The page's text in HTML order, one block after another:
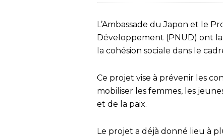
L’Ambassade du Japon et le
Développement (PNUD) ont
la cohésion sociale dans le
Ce projet vise à prévenir les
mobiliser les femmes, les
et de la paix.
Le projet a déjà donné lieu à